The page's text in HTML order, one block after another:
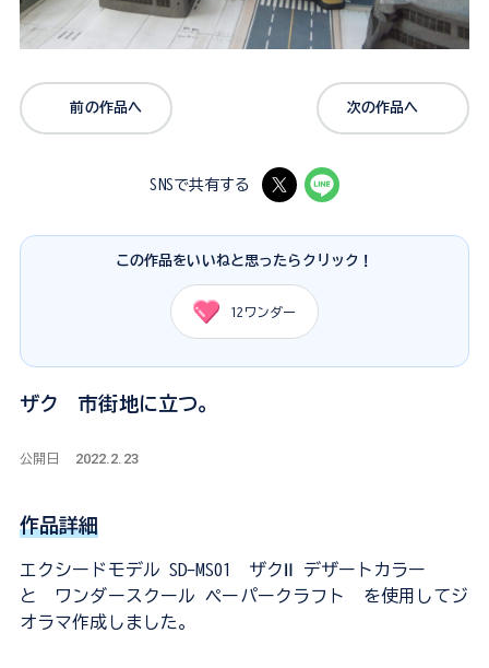
前の作品へ 次の作品へ
SNSで共有する
この作品をいいねと思ったらクリック！
12 ワンダー
ザク 市街地に立つ。
公開日 2022.2.23
作品詳細
エクシードモデル SD-MS01 ザクⅡ デザートカラー
と ワンダースクール ペーパークラフト を使用してジ
オラマ作成しました。